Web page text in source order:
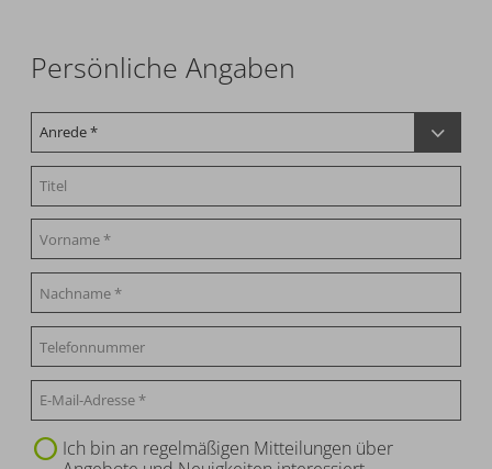
Persönliche Angaben
Ich bin an regelmäßigen Mitteilungen über